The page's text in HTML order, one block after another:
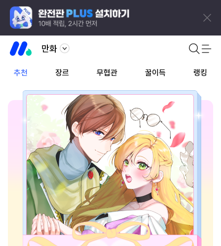
만화
추천 장르 무협관 꿀이득 랭킹